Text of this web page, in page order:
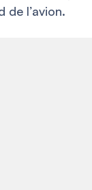
de l’avion.